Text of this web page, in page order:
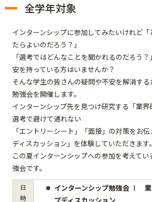
全学年対象
インターンシップに参加してみたいけれど「
たらよいのだろう？」
「選考ではどんなことを聞かれるのだろう
安を持っている方はいませんか？
そんな学生の皆さんの疑問や不安を解消す
勉強会を開催します。
インターンシップ先を見つけ研究する「業界
選考で避けて通れない
「エントリーシート」「面接」の対策をお
ディスカッション」を体験していただきます。
この夏インターンシップへの参加を考えて
強会です。
日
時
インターンシップ勉強会 Ⅰ 業
プディスカッション